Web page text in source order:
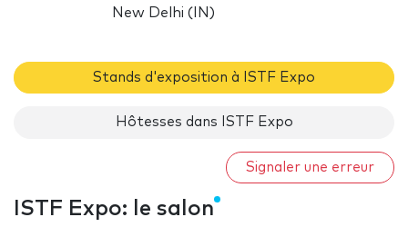
New Delhi (IN)
Stands d'exposition à ISTF Expo
Hôtesses dans ISTF Expo
Signaler une erreur
ISTF Expo: le salon